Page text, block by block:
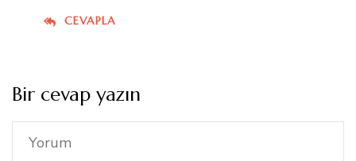
CEVAPLA
Bir cevap yazın